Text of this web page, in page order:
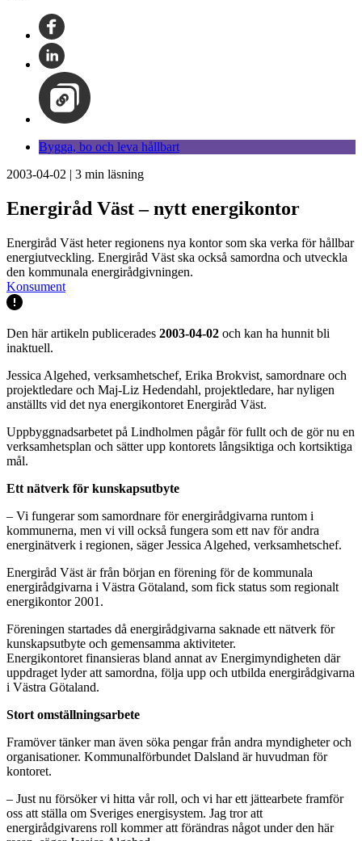
Bygga, bo och leva hållbart
2003-04-02 | 3 min läsning
Energiråd Väst – nytt energikontor
Energiråd Väst heter regionens nya kontor som ska verka för hållbar
energiutveckling. Energiråd Väst ska också samordna och utveckla
den kommunala energirådgivningen.
Konsument
Den här artikeln publicerades 2003-04-02 och kan ha hunnit bli
inaktuell.
Jessica Algehed, verksamhetschef, Erika Brokvist, samordnare och
projektledare och Maj-Liz Hedendahl, projektledare, har nyligen
anställts vid det nya energikontoret Energiråd Väst.
Uppbyggnadsarbetet på Lindholmen pågår för fullt och de gör nu en
verksamhetsplan och sätter upp kontorets långsiktiga och kortsiktiga
mål.
Ett nätverk för kunskapsutbyte
– Vi fungerar som samordnare för energirådgivarna runtom i
kommunerna, men vi vill också fungera som ett nav för andra
energinätverk i regionen, säger Jessica Algehed, verksamhetschef.
Energiråd Väst är från början en förening för de kommunala
energirådgivarna i Västra Götaland, som fick status som regionalt
energikontor 2001.
Föreningen startades då energirådgivarna saknade ett nätverk för
kunskapsutbyte och gemensamma aktiviteter.
Energikontoret finansieras bland annat av Energimyndigheten där
uppdraget lyder att samordna, följa upp och utbilda energirådgivarna
i Västra Götaland.
Stort omställningsarbete
Framöver tänker man även söka pengar från andra myndigheter och
organisationer. Kommunalförbundet Dalsland är huvudman för
kontoret.
– Just nu försöker vi hitta vår roll, och vi har ett jättearbete framför
oss att ställa om Sveriges energisystem. Jag tror att
energirådgivarens roll kommer att förändras något under den här